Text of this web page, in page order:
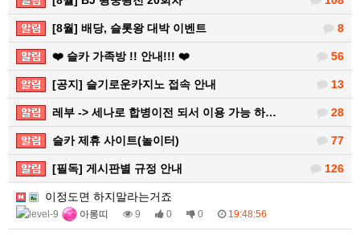
8
[8월] 배당, 슬롯왕 대박 이벤트
56
❤️ 슬카 가족방 !! 안내!!! ❤️
13
[공지] 슬기로운카지노 접속 안내
28
레부 -> 세나로 합병이전 되서 이용 가능 하…
77
슬카 제휴 사이트(놀이터)
126
[필독] 게시판별 규정 안내
이정도면 하지말라는거죠
아롱띠 9 0 0 19:48:56